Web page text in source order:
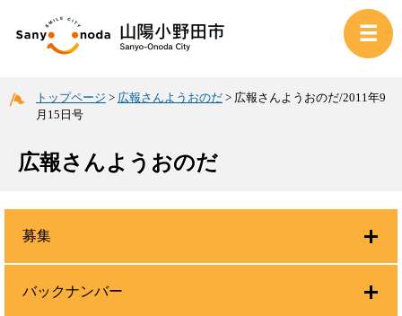
トップページ > 広報さんようおのだ > 広報さんようおのだ/2011年9
月15日号
広報さんようおのだ
募集
バックナンバー